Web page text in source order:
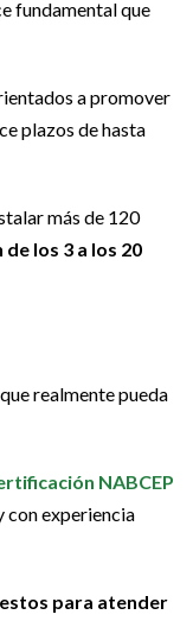
fundamental que
a promover
plazos de hasta
más de 120
los 3 a los 20
realmente pueda
NABCEP
con experiencia
para atender